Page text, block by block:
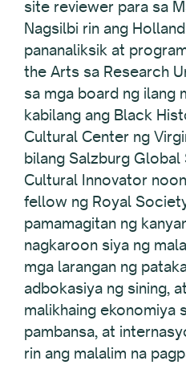
site reviewer para sa
Nagsilbi rin ang
pananaliksik at
the Arts sa Research
sa mga board ng ilang
kabilang ang Black
Cultural Center ng
bilang Salzburg Global
Cultural Innovator
fellow ng Royal
pamamagitan ng
nagkaroon siya ng
mga larangan ng
adbokasiya ng sining,
malikhaing ekonomiya
pambansa, at
rin ang malalim na